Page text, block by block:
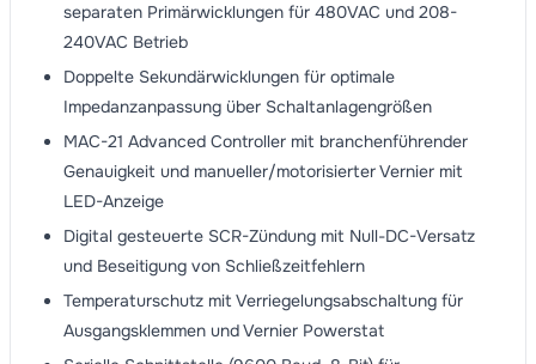
separaten Primärwicklungen für 480VAC und 208-
240VAC Betrieb
Doppelte Sekundärwicklungen für optimale
Impedanzanpassung über Schaltanlagengrößen
MAC-21 Advanced Controller mit branchenführender
Genauigkeit und manueller/motorisierter Vernier mit
LED-Anzeige
Digital gesteuerte SCR-Zündung mit Null-DC-Versatz
und Beseitigung von Schließzeitfehlern
Temperaturschutz mit Verriegelungsabschaltung für
Ausgangsklemmen und Vernier Powerstat